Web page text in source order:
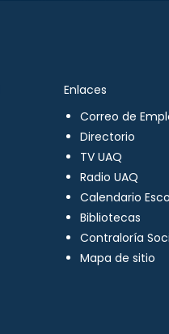
Enlaces
Correo de
Directorio
TV UAQ
Radio UAQ
Calendario
Bibliotecas
Contraloría
Mapa de sitio